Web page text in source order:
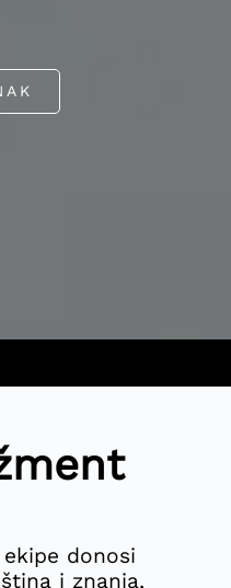
donosi
i znanja,